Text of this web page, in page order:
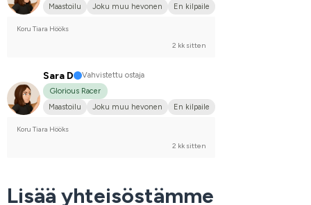
Maastoilu
Joku muu hevonen En kilpaile
Koru Tiara Hööks
2 kk sitten
Sara D
Vahvistettu ostaja
Glorious Racer
Maastoilu
Joku muu hevonen En kilpaile
Koru Tiara Hööks
2 kk sitten
Lisää yhteisöstämme